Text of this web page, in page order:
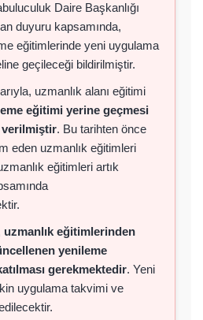
Daire Başkanlığı
duyuru kapsamında,
eğitimlerinde yeni uygulama
geçileceği bildirilmiştir.
uzmanlık alanı eğitimi
eğitimi yerine geçmesi
verilmiştir. Bu tarihten önce
eden uzmanlık eğitimleri
eğitimleri artık
uzmanlık eğitimlerinden
yenileme
gerekmektedir. Yeni
uygulama takvimi ve